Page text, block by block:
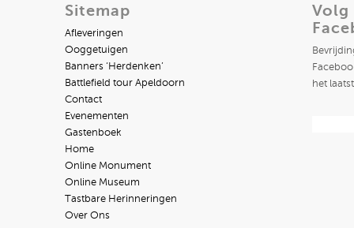
Sitemap
Afleveringen
Ooggetuigen
Banners ‘Herdenken’
Battlefield tour Apeldoorn
Contact
Evenementen
Gastenboek
Home
Online Monument
Online Museum
Tastbare Herinneringen
Over Ons
Volg
het